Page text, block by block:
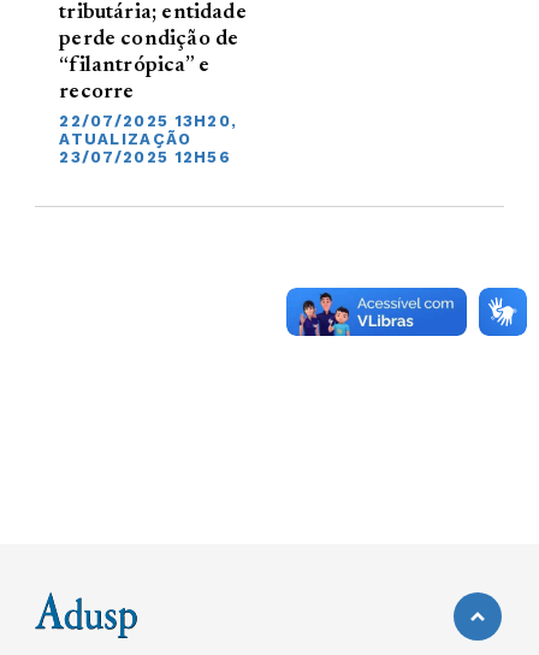
tributária; entidade
perde condição de
“filantrópica” e
recorre
22/07/2025 13H20,
ATUALIZAÇÃO
23/07/2025 12H56